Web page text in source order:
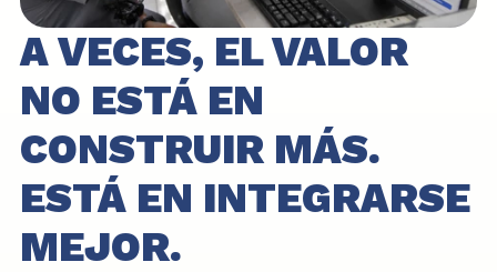
A VECES, EL VALOR
NO ESTÁ EN
CONSTRUIR MÁS.
ESTÁ EN INTEGRARSE
MEJOR.